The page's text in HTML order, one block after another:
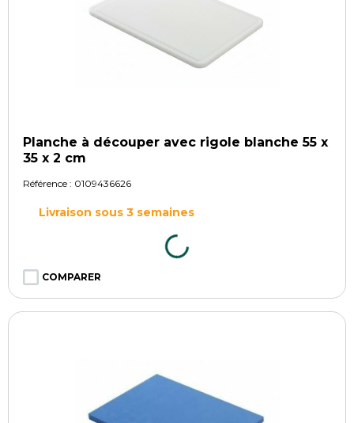
Planche à découper avec rigole blanche 55 x
35 x 2 cm
Référence : 0109436626
Livraison sous 3 semaines
COMPARER